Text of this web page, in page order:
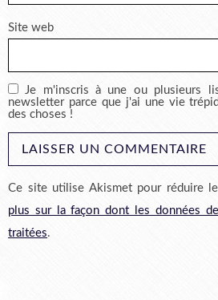
Site web
Je m'inscris à une ou plusieurs
newsletter parce que j'ai une vie
des choses !
Ce site utilise Akismet pour réduire
plus sur la façon dont les données
traitées.